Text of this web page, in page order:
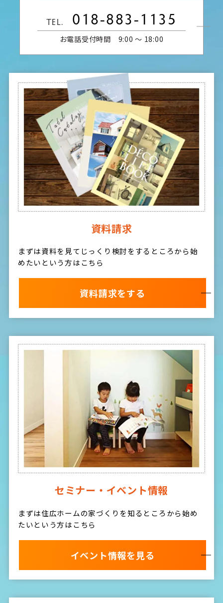
TEL. 018-883-1135
お電話受付時間 9:00 〜 18:00
資料請求
まずは資料を見てじっくり検討をするところから始
めたいという方はこちら
資料請求をする
セミナー・イベント情報
まずは住広ホームの家づくりを知るところから始め
たいという方はこちら
イベント情報を見る